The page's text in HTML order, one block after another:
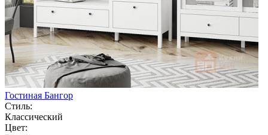
Гостиная Бангор
Стиль:
Классический
Цвет: